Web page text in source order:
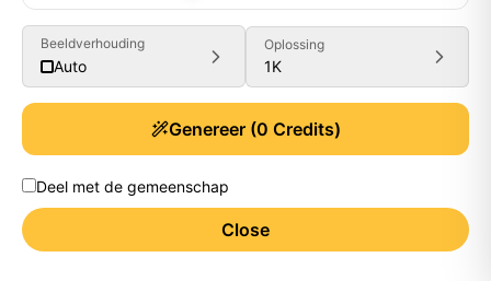
Beeldverhouding
Auto
Oplossing
1K
Genereer(0 Credits)
Deel met de gemeenschap
Close
Generate